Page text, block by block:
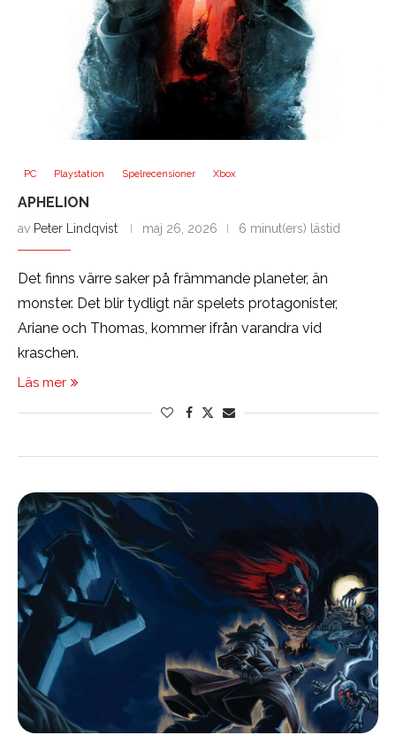
PC Playstation Spelrecensioner Xbox
APHELION
av Peter Lindqvist maj 26, 2026 6 minut(ers) lästid
Det finns värre saker på främmande planeter, än
monster. Det blir tydligt när spelets protagonister,
Ariane och Thomas, kommer ifrån varandra vid
kraschen.
Läs mer